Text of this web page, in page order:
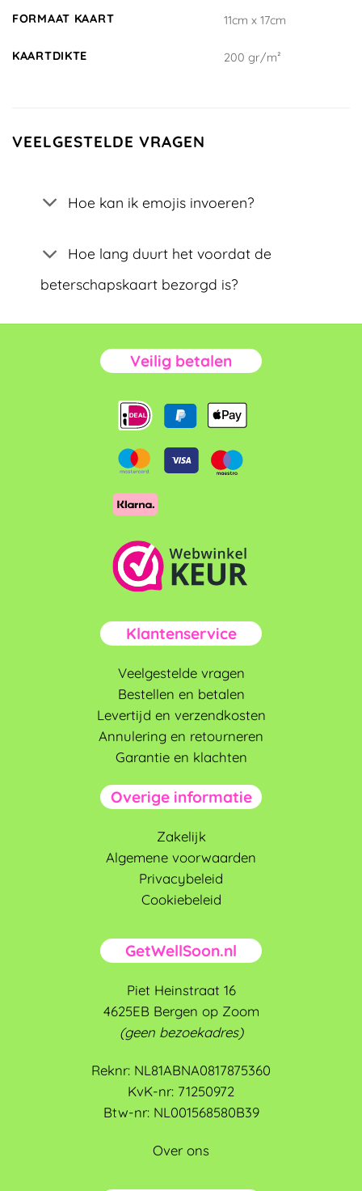
FORMAAT KAART 11cm x 17cm
KAARTDIKTE 200 gr/m²
VEELGESTELDE VRAGEN
Hoe kan ik emojis invoeren?
Hoe lang duurt het voordat de
beterschapskaart bezorgd is?
Veilig betalen
Klantenservice
Veelgestelde vragen
Bestellen en betalen
Levertijd en verzendkosten
Annulering en retourneren
Garantie en klachten
Overige informatie
Zakelijk
Algemene voorwaarden
Privacybeleid
Cookiebeleid
GetWellSoon.nl
Piet Heinstraat 16
4625EB Bergen op Zoom
(geen bezoekadres)
Reknr: NL81ABNA0817875360
KvK-nr: 71250972
Btw-nr: NL001568580B39
Over ons